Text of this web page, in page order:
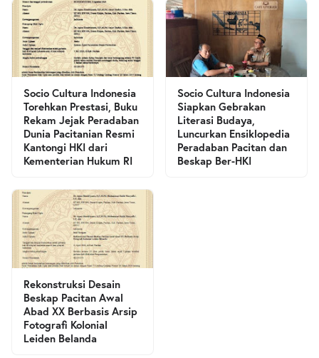
Socio Cultura Indonesia
Torehkan Prestasi, Buku
Rekam Jejak Peradaban
Dunia Pacitanian Resmi
Kantongi HKI dari
Kementerian Hukum RI
Socio Cultura Indonesia
Siapkan Gebrakan
Literasi Budaya,
Luncurkan Ensiklopedia
Peradaban Pacitan dan
Beskap Ber-HKI
Rekonstruksi Desain
Beskap Pacitan Awal
Abad XX Berbasis Arsip
Fotografi Kolonial
Leiden Belanda